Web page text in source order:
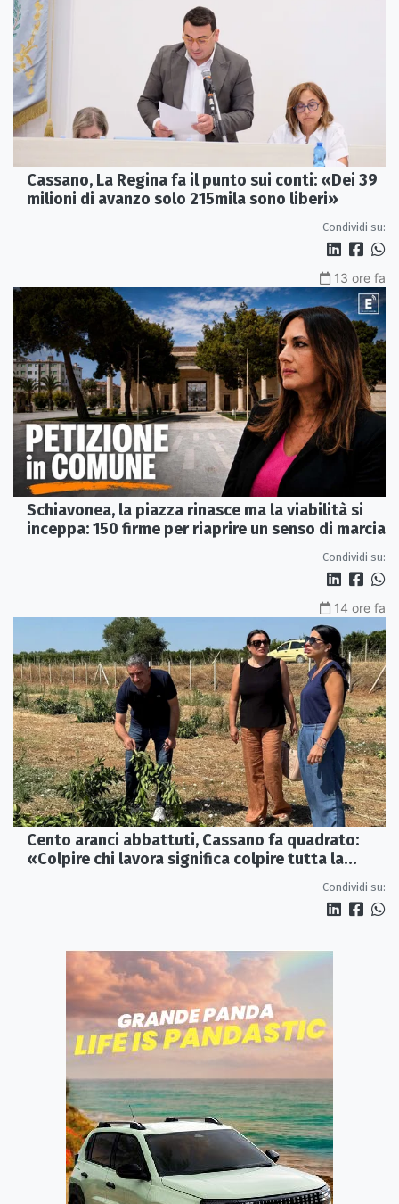
Cassano, La Regina fa il punto sui conti: «Dei 39
milioni di avanzo solo 215mila sono liberi»
Condividi su:
13 ore fa
Schiavonea, la piazza rinasce ma la viabilità si
inceppa: 150 firme per riaprire un senso di marcia
Condividi su:
14 ore fa
Cento aranci abbattuti, Cassano fa quadrato:
«Colpire chi lavora significa colpire tutta la
Condividi su: